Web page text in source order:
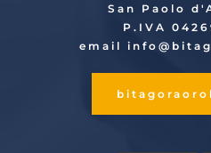
San Paolo
P.IVA
email info